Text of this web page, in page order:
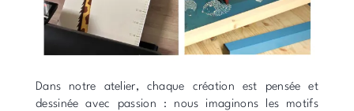
Dans notre atelier, chaque création est pensée et
dessinée avec passion : nous imaginons les motifs